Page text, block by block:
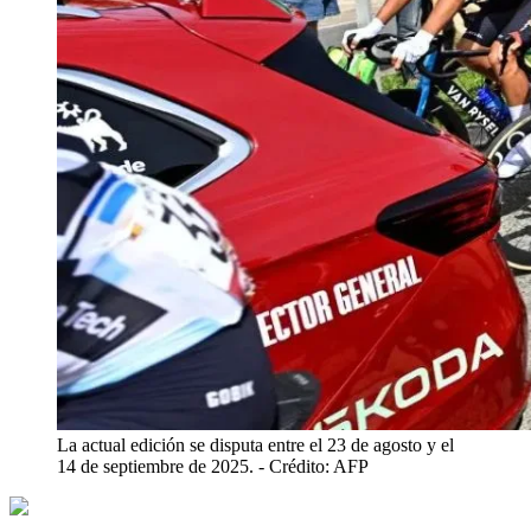
La actual edición se disputa entre el 23 de agosto y el
14 de septiembre de 2025. - Crédito: AFP